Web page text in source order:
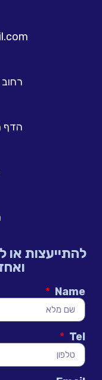
רחוב
הדף
להתייעצות או
Name
Tel